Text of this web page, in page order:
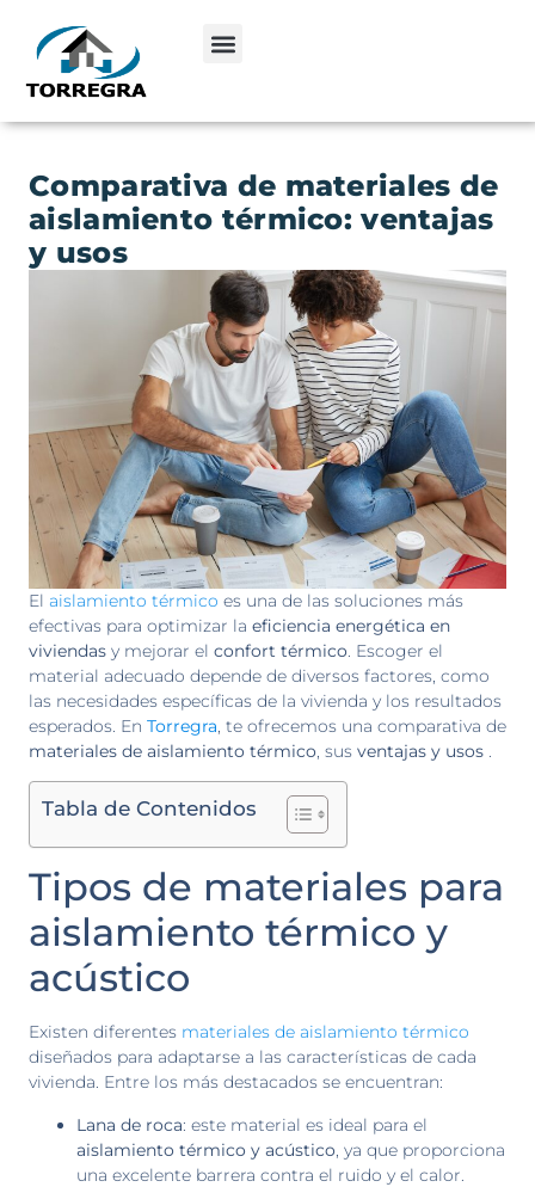
Comparativa de materiales de
aislamiento térmico: ventajas
y usos
El aislamiento térmico es una de las soluciones más
efectivas para optimizar la eficiencia energética en
viviendas y mejorar el confort térmico. Escoger el
material adecuado depende de diversos factores, como
las necesidades específicas de la vivienda y los resultados
esperados. En Torregra, te ofrecemos una comparativa de
materiales de aislamiento térmico, sus ventajas y usos .
Tabla de Contenidos
Tipos de materiales para
aislamiento térmico y
acústico
Existen diferentes materiales de aislamiento térmico
diseñados para adaptarse a las características de cada
vivienda. Entre los más destacados se encuentran:
Lana de roca: este material es ideal para el
aislamiento térmico y acústico, ya que proporciona
una excelente barrera contra el ruido y el calor.